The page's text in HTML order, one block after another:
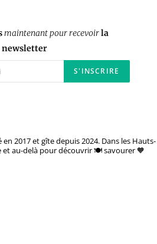
maintenant pour recevoirla
newsletter
en 2017 et gîte depuis 2024. Dans les Hauts-
et au-delà pour découvrir 🍽️ savourer 🧡